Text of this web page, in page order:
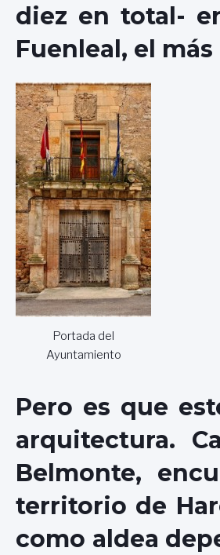
diez en total-
Fuenleal, el
Portada del
Ayuntamiento
Pero es que
arquitectura.
Belmonte,
territorio de
como aldea